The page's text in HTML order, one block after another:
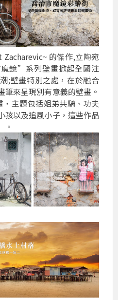
的傑作,立陶宛
鏡”系列壁畫掀起全國注
;壁畫特別之處，在於融合
筆來呈現別有意義的壁畫。
主題包括姐弟共騎、功夫
孩以及追風小子，這些作品
。